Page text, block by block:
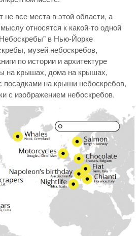
не все места в этой области, а
относятся к какой-то одной
в Нью-Йорке
музей небоскребов,
по истории и архитектуре
на крышах, дома на крышах,
посадками на крыши небоскребов,
с изображением небоскребов.